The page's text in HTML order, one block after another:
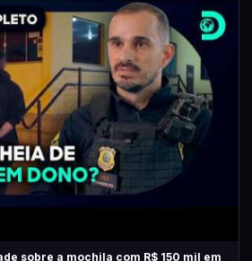
sobre a mochila com R$ 150 mil em